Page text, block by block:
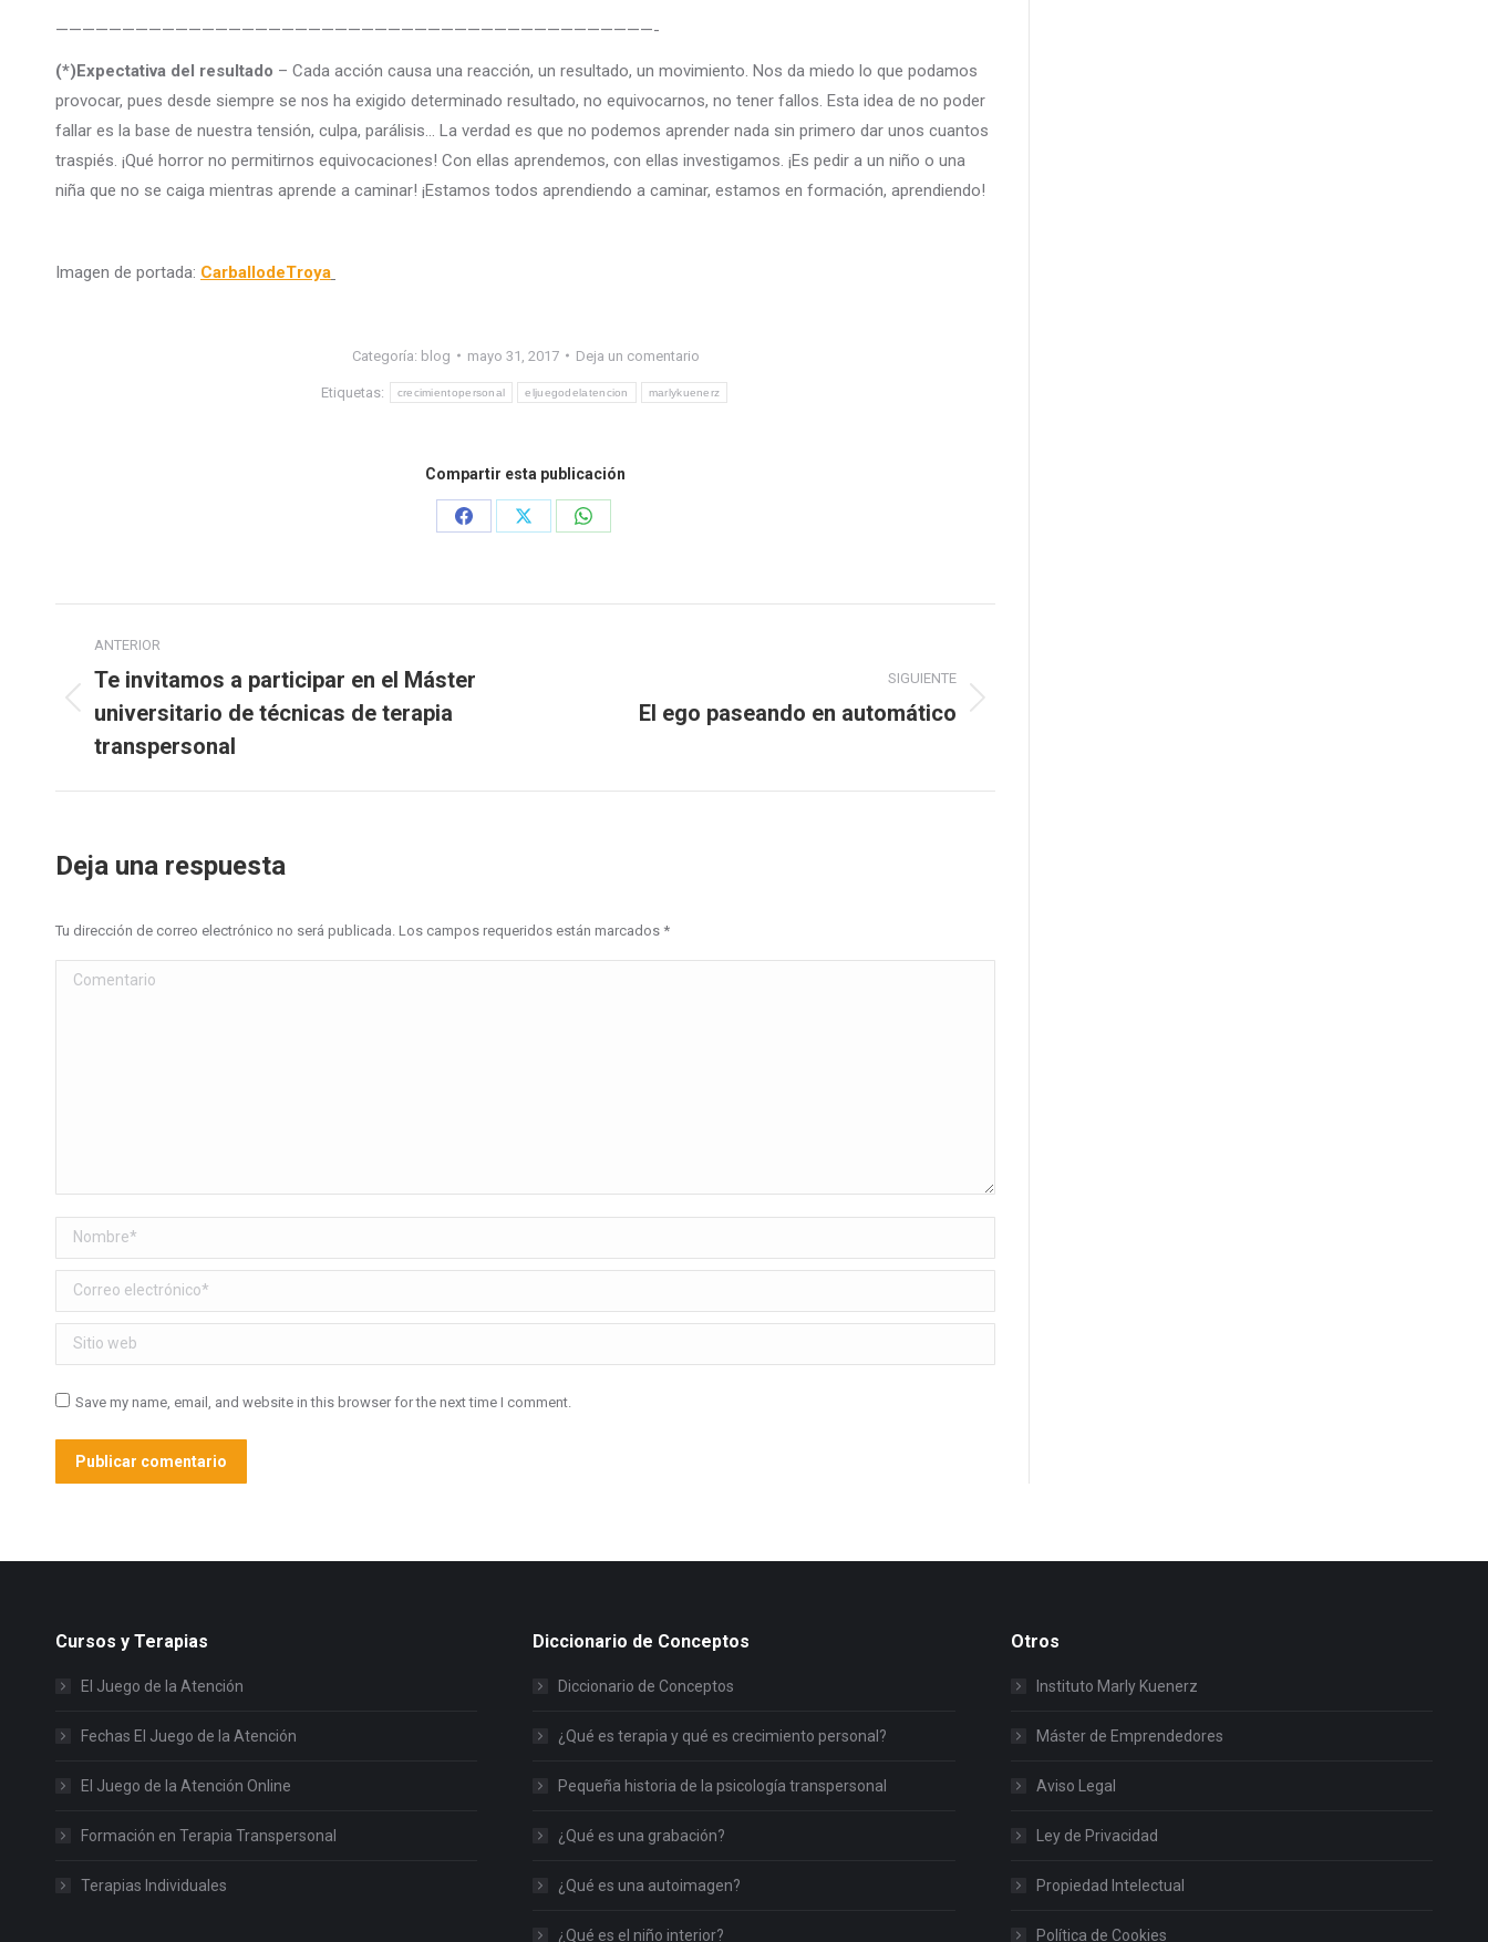
—————————————————————————————————————————————-
(*)Expectativa del resultado – Cada acción causa una reacción, un resultado, un movimiento. Nos da miedo lo que podamos
provocar, pues desde siempre se nos ha exigido determinado resultado, no equivocarnos, no tener fallos. Esta idea de no poder
fallar es la base de nuestra tensión, culpa, parálisis… La verdad es que no podemos aprender nada sin primero dar unos cuantos
traspiés. ¡Qué horror no permitirnos equivocaciones! Con ellas aprendemos, con ellas investigamos. ¡Es pedir a un niño o una
niña que no se caiga mientras aprende a caminar! ¡Estamos todos aprendiendo a caminar, estamos en formación, aprendiendo!
Imagen de portada: CarballodeTroya
Categoría: blog mayo 31, 2017 Deja un comentario
Etiquetas: crecimientopersonal eljuegodelatencion marlykuenerz
Compartir esta publicación
Share
Share
Share
entre
publicaciones
ANTERIOR
Publicación
anterior:
Te invitamos a participar en el Máster
universitario de técnicas de terapia
transpersonal
SIGUIENTE
PublicaciónEl ego paseando en automático
Deja una respuesta
Tu dirección de correo electrónico no será publicada. Los campos requeridos están marcados *
Comentario
Nombre *
Correo electrónico *
Sitio web
Save my name, email, and website in this browser for the next time I comment.
Publicar comentario
Cursos y Terapias
El Juego de la Atención
Fechas El Juego de la Atención
El Juego de la Atención Online
Formación en Terapia Transpersonal
Terapias Individuales
Diccionario de Conceptos
Diccionario de Conceptos
¿Qué es terapia y qué es crecimiento personal?
Pequeña historia de la psicología transpersonal
¿Qué es una grabación?
¿Qué es una autoimagen?
¿Qué es el niño interior?
Otros
Instituto Marly Kuenerz
Máster de Emprendedores
Aviso Legal
Ley de Privacidad
Propiedad Intelectual
Política de Cookies